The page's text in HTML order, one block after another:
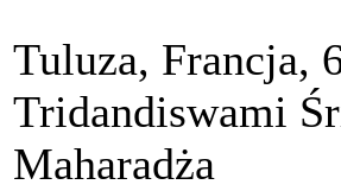
Tuluza, Francja,
Tridandiswami
Maharadża